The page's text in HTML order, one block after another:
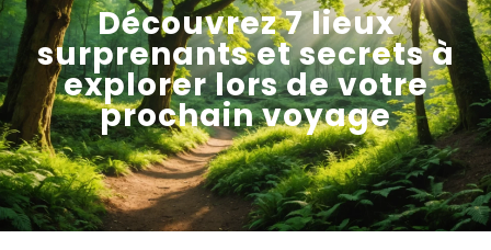
Découvrez 7 lieux
surprenants et secrets à
explorer lors de votre
prochain voyage